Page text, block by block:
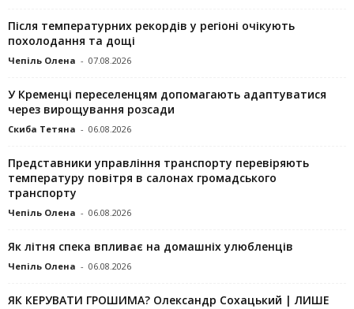
Після температурних рекордів у регіоні очікують
похолодання та дощі
Чепіль Олена - 07.08.2026
У Кременці переселенцям допомагають адаптуватися
через вирощування розсади
Скиба Тетяна - 06.08.2026
Представники управління транспорту перевіряють
температуру повітря в салонах громадського
транспорту
Чепіль Олена - 06.08.2026
Як літня спека впливає на домашніх улюбленців
Чепіль Олена - 06.08.2026
ЯК КЕРУВАТИ ГРОШИМА? Олександр Сохацький | ЛИШЕ